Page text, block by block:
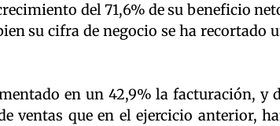
del 71,6% de su beneficio
su cifra de negocio se ha recortado
en un 42,9% la facturación, y
ventas que en el ejercicio anterior,